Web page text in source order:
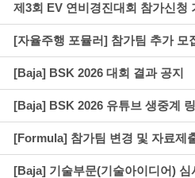
[자율주행 포뮬러] 참가팀 추가 모
[Baja] BSK 2026 대회 결과 공지
[Baja] BSK 2026 유튜브 생중계
[Formula] 참가팀 변경 및 자료제
[Baja] 기술부문(기술아이디어)